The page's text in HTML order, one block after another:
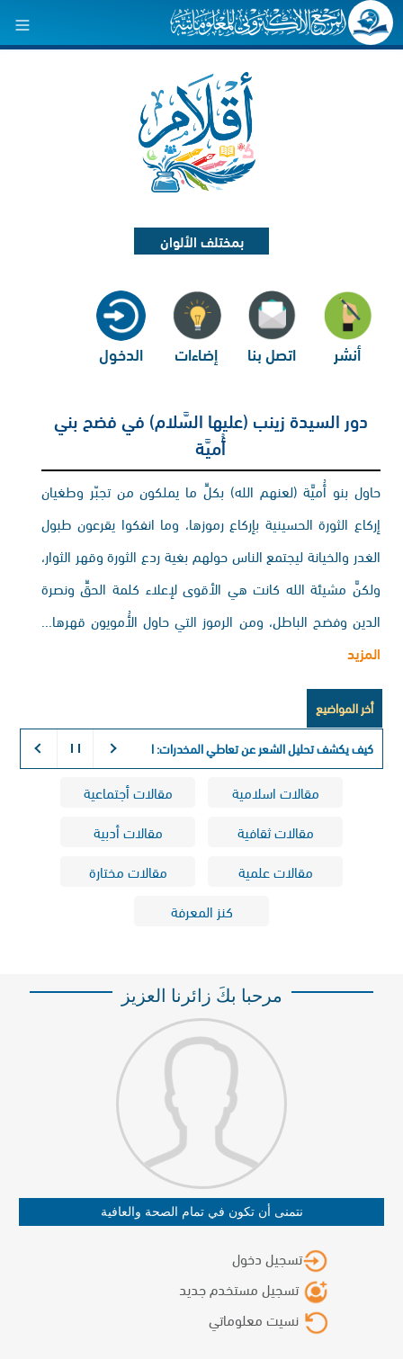
بمختلف الألوان
أنشر اتصل بنا إضاءات الدخول
دور السيدة زينب (عليها السَّلام) في فضح بني
أُميَّة
حاول بنو أُميَّة (لعنهم الله) بكلِّ ما يملكون من تجبّر وطغيان
إركاع الثورة الحسينية بإركاع رموزها، وما انفكوا يقرعون طبول
الغدر والخيانة ليجتمع الناس حولهم بغية ردع الثورة وقهر الثوار،
ولكنَّ مشيئة الله كانت هي الأقوى لإعلاء كلمة الحقِّ ونصرة
الدين وفضح الباطل، ومن الرموز التي حاول الأُمويون قهرها...
المزيد
أخر المواضيع
كيف يكشف تحليل الشعر عن تعاطي المخدرات:
التفسير الكيميائي لذاكرة الجسم ط
مقالات اسلامية
مقالات أجتماعية
مقالات ثقافية
مقالات أدبية
مقالات علمية
مقالات مختارة
كنز المعرفة
مرحبا بكَ زائرنا العزيز
نتمنى أن تكون في تمام الصحة والعافية
تسجيل دخول
تسجيل مستخدم جديد
نسيت معلوماتي